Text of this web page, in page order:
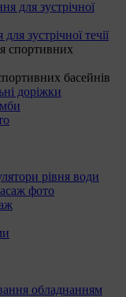
зустрічної течії
басейнів
доріжки
рівня води
обладнанням